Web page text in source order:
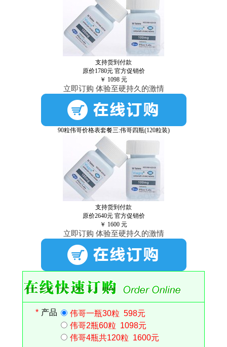
支持货到付款
原价1780元 官方促销价
￥ 1098 元
立即订购 体验至硬持久的激情
90粒伟哥价格表套餐三:伟哥四瓶(120粒装)
支持货到付款
原价2640元 官方促销价
￥ 1600 元
立即订购 体验至硬持久的激情